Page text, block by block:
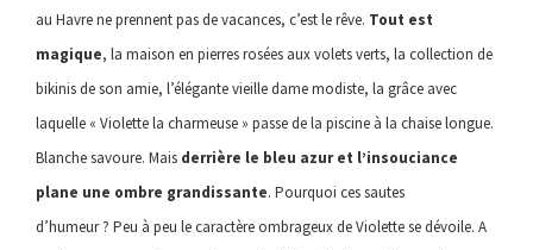
au Havre ne prennent pas de vacances, c’est le rêve. Tout est
magique, la maison en pierres rosées aux volets verts, la collection de
bikinis de son amie, l’élégante vieille dame modiste, la grâce avec
laquelle « Violette la charmeuse » passe de la piscine à la chaise longue.
Blanche savoure. Mais derrière le bleu azur et l’insouciance
plane une ombre grandissante. Pourquoi ces sautes
d’humeur ? Peu à peu le caractère ombrageux de Violette se dévoile. A